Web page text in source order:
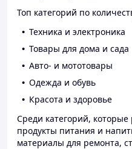
Топ категорий по
Техника и электроника
Товары для дома и сада
Авто- и мототовары
Одежда и обувь
Красота и здоровье
Среди категорий, которые
продукты питания и
материалы для ремонта,